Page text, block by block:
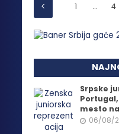
1 … 4
Srpske
mesto na
06/08/